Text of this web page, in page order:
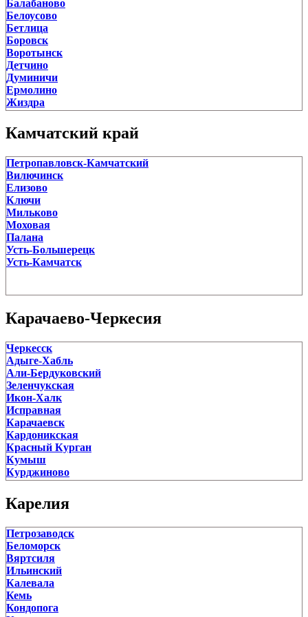
Балабаново
Белоусово
Бетлица
Боровск
Воротынск
Детчино
Думиничи
Ермолино
Жиздра
Жилетово
Жуков
Киров
Кондрово
Кременки
Кудиново
Людиново
Малоярославец
Медынь
Мещовск
Мосальск
Обнинск
Сосенский
Спас-Деменск
Таруса
Товарково
Ульяново
Ферзиково
Хвастовичи
Юхнов
Камчатский край
Петропавловск-Камчатский
Вилючинск
Елизово
Ключи
Мильково
Моховая
Палана
Усть-Большерецк
Усть-Камчатск
Карачаево-Черкесия
Черкесск
Адыге-Хабль
Али-Бердуковский
Зеленчукская
Икон-Халк
Исправная
Карачаевск
Кардоникская
Красный Курган
Кумыш
Курджиново
Медногорский
Орджоникидзевский
Первомайское
Псыж
Сары-Тюз
Сторожевая
Теберда
Терезе
Усть-Джегута
Учкекен
Карелия
Петрозаводск
Беломорск
Вяртсиля
Ильинский
Калевала
Кемь
Кондопога